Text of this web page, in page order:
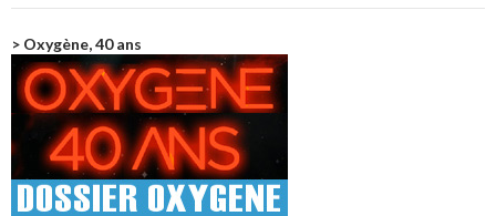
> Oxygène, 40 ans